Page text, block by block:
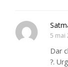
5 mai
Dar
?.